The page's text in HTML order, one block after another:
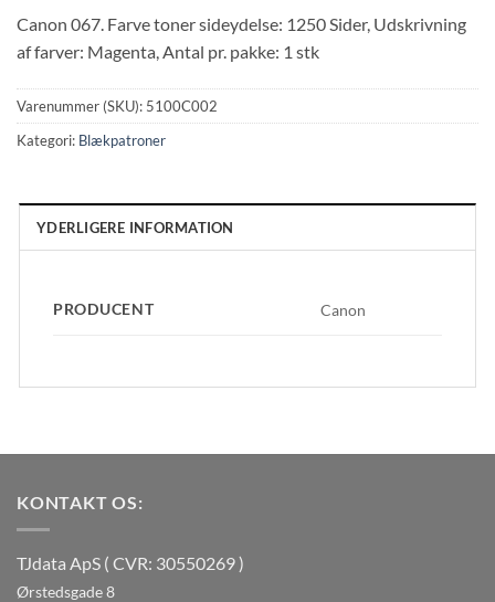
Canon 067. Farve toner sideydelse: 1250 Sider, Udskrivning
af farver: Magenta, Antal pr. pakke: 1 stk
Varenummer (SKU): 5100C002
Kategori: Blækpatroner
YDERLIGERE INFORMATION
PRODUCENT Canon
KONTAKT OS:
TJdata ApS ( CVR: 30550269 )
Ørstedsgade 8